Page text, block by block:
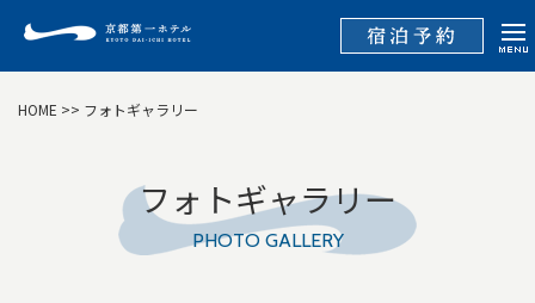
HOME >> フォトギャラリー
フォトギャラリー
PHOTO GALLERY